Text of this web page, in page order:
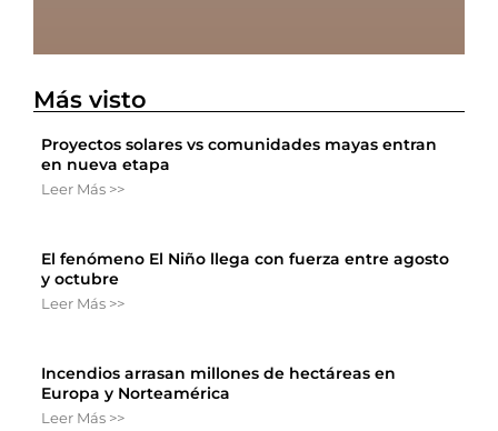
Más visto
Proyectos solares vs comunidades mayas entran
en nueva etapa
Leer Más >>
El fenómeno El Niño llega con fuerza entre agosto
y octubre
Leer Más >>
Incendios arrasan millones de hectáreas en
Europa y Norteamérica
Leer Más >>